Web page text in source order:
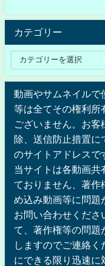
カテゴリー
動画やサムネイルで
等は全てその権利所
ございません。お客
除、送信防止措置
のサイトアドレスで
当サイトは各動画共
ておりません、著作
め込み動画等に問題
お問い合わせくださ
て、著作権等の問題
しますのでご連絡
にできる限り迅速に